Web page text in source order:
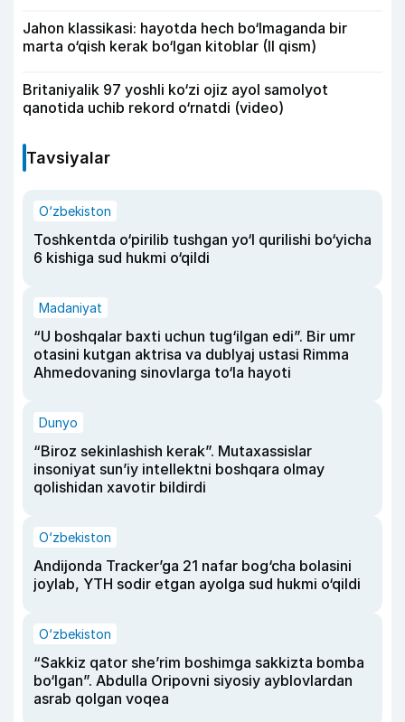
Jahon klassikasi: hayotda hech bo‘lmaganda bir
marta o‘qish kerak bo‘lgan kitoblar (II qism)
Britaniyalik 97 yoshli ko‘zi ojiz ayol samolyot
qanotida uchib rekord o‘rnatdi (video)
Tavsiyalar
O‘zbekiston
Toshkentda o‘pirilib tushgan yo‘l qurilishi bo‘yicha
6 kishiga sud hukmi o‘qildi
Madaniyat
“U boshqalar baxti uchun tug‘ilgan edi”. Bir umr
otasini kutgan aktrisa va dublyaj ustasi Rimma
Ahmedovaning sinovlarga to‘la hayoti
Dunyo
“Biroz sekinlashish kerak”. Mutaxassislar
insoniyat sun’iy intellektni boshqara olmay
qolishidan xavotir bildirdi
O‘zbekiston
Andijonda Tracker’ga 21 nafar bog‘cha bolasini
joylab, YTH sodir etgan ayolga sud hukmi o‘qildi
O‘zbekiston
“Sakkiz qator she’rim boshimga sakkizta bomba
bo‘lgan”. Abdulla Oripovni siyosiy ayblovlardan
asrab qolgan voqea